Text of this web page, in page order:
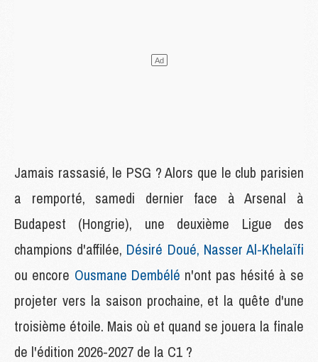
Jamais rassasié, le PSG ? Alors que le club parisien
a remporté, samedi dernier face à Arsenal à
Budapest (Hongrie), une deuxième Ligue des
champions d'affilée, Désiré Doué, Nasser Al-Khelaïfi
ou encore Ousmane Dembélé n'ont pas hésité à se
projeter vers la saison prochaine, et la quête d'une
troisième étoile. Mais où et quand se jouera la finale
de l'édition 2026-2027 de la C1 ?